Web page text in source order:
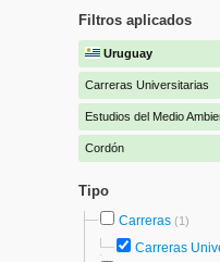
Filtros aplicados
Uruguay
Carreras Universitarias
Estudios del Medio
Cordón
Tipo
Carreras (1)
Carreras